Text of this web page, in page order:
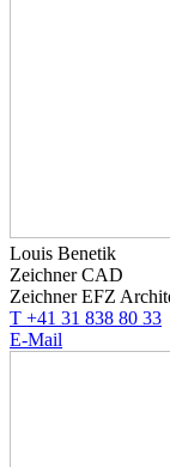
Louis Benetik
Zeichner CAD
Zeichner EFZ
T +41 31 838 80 33
E-Mail